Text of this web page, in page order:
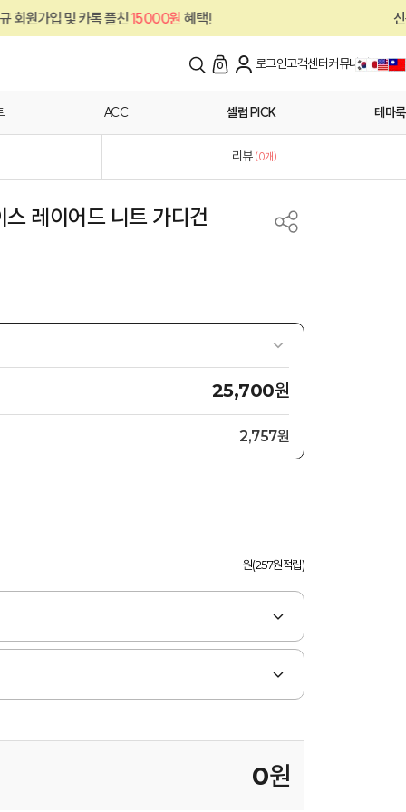
원혜택! 신규 회원가입 및 카톡 플친
0 로그인고객센터커뮤니티
ACC 셀럽 PICK 테마룩
리뷰 (0개)
레이어드 니트 가디건
25,700원
2,757원
원(257원적립)
0원